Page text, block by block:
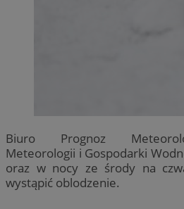
Biuro Prognoz
Meteorologii i Gospodarki
oraz w nocy ze środy na
wystąpić oblodzenie.